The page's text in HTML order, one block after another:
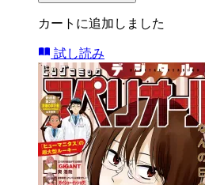
カートに追加しました
試し読み